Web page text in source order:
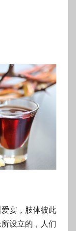
宴，肢体彼此
设立的，人们